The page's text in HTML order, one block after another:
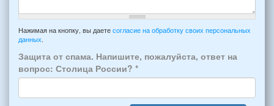
отъезда
из
Феодосии:
*
-
например:
6
человек:
4
взрослых
Примечание
Нажимая на кнопку, вы даете согласие на обработку своих персональных
данных
Защита от спама. Напишите, пожалуйста, ответ на
вопрос: Столица России? *